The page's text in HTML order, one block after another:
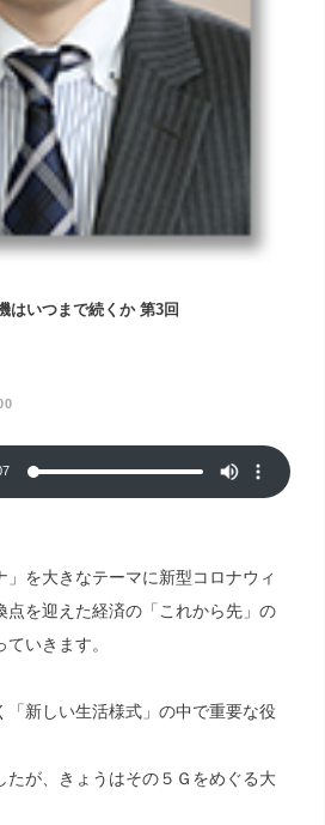
いつまで続くか 第3回
を大きなテーマに新型コロナウィ
点を迎えた経済の「これから先」の
いきます。
「新しい生活様式」の中で重要な役
たが、きょうはその５Ｇをめぐる大